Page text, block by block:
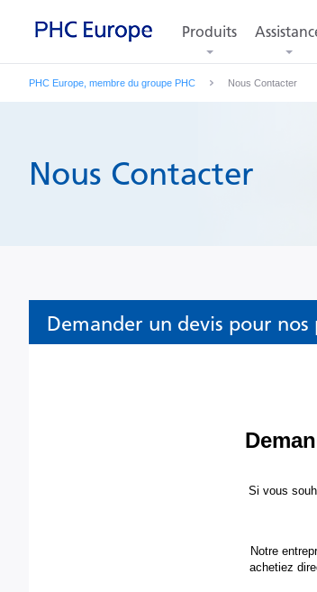
Produits
PHC Europe, membre du groupe PHC Nous Contacter
Nous Contacter
Demander un devis pour